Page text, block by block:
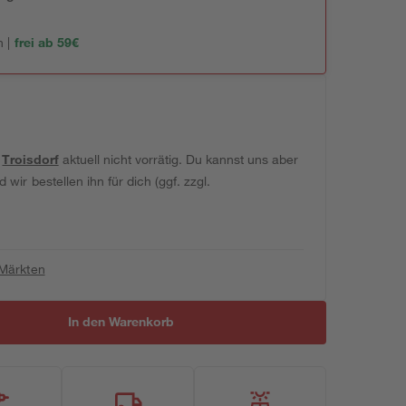
| frei ab 59€
Troisdorfaktuell nicht vorrätig. Du kannst uns aber
wir bestellen ihn für dich (ggf. zzgl.
In den Warenkorb